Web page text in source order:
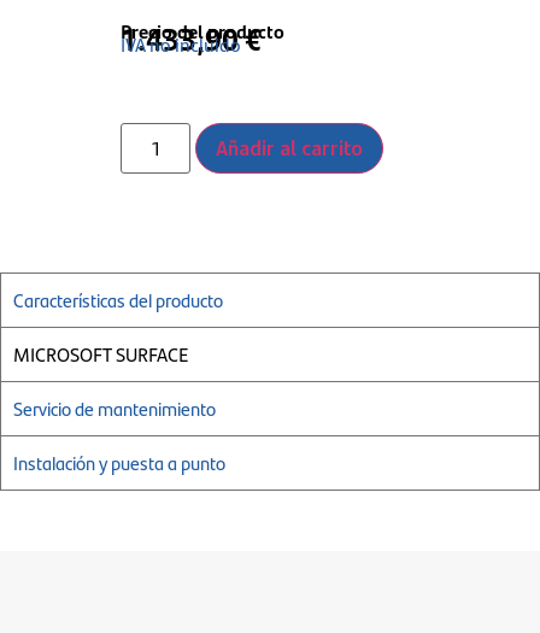
Precio del producto
1.433,90€
IVA no incluido
Añadir al carrito
Características del producto
MICROSOFT SURFACE
Servicio de mantenimiento
Instalación y puesta a punto